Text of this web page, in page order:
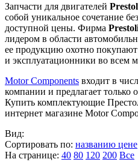
Запчасти для двигателей
собой уникальное сочетание
доступной цены. Фирма
лидером в области
ее продукцию охотно
и эксплуатационники во всем
Motor Components входит в
компании и предлагает только
Купить комплектующие
интернет магазине Motor
Вид:
Сортировать по: названию цене
На странице: 40 80 120 200 Все